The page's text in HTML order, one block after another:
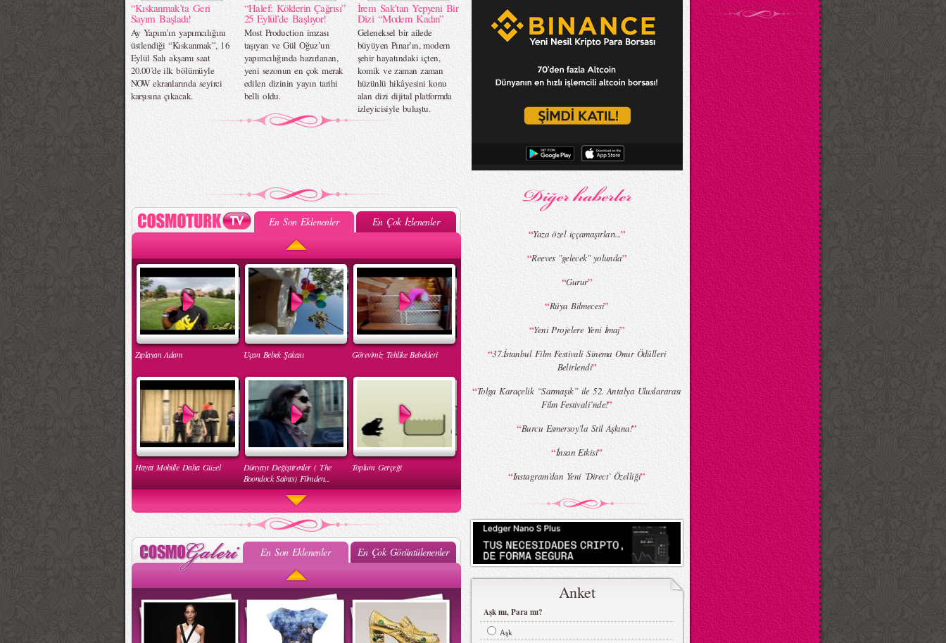
“Kıskanmak’ta Geri
Sayım Başladı!
Ay Yapım’ın yapımcılığını
üstlendiği “Kıskanmak”, 16
Eylül Salı akşamı saat
20.00’de ilk bölümüyle
NOW ekranlarında seyirci
karşısına çıkacak.
“Halef: Köklerin Çağrısı”
25 Eylül’de Başlıyor!
Most Production imzası
taşıyan ve Gül Oğuz’un
yapımcılığında hazırlanan,
yeni sezonun en çok merak
edilen dizinin yayın tarihi
belli oldu.
İrem Sak’tan Yepyeni Bir
Dizi “Modern Kadın”
Geleneksel bir ailede
büyüyen Pınar’ın, modern
şehir hayatındaki içten,
komik ve zaman zaman
hüzünlü hikâyesini konu
alan dizi dijital platformda
izleyicisiyle buluştu.
En Son Eklenenler En Çok İzlenenler
Zıplayan Adam Uçan Bebek Şakası Görevimiz Tehlike Bebekleri
Hayat Mobille Daha Güzel
Dünyayı Değiştirenler ( The
Boondock Saints) Filmden...
Toplum Gerçeği
İnsan Hakları
2015 Defilesi
En Son Eklenenler En Çok Görüntülenenler
“Yaza özel iççamaşırları...”
“Reeves "gelecek" yolunda”
“Gurur”
“Rüya Bilmecesi”
“Yeni Projelere Yeni İmaj”
“37.İstanbul Film Festivali Sinema Onur Ödülleri
Belirlendi”
“Tolga Karaçelik “Sarmaşık” ile 52. Antalya Uluslararası
Film Festivali’nde!”
“Burcu Esmersoy’la Stil Aşkına!”
“İnsan Etkisi”
“Instagram’dan Yeni `Direct` Özelliği”
Anket
Aşk mı, Para mı?
Aşk